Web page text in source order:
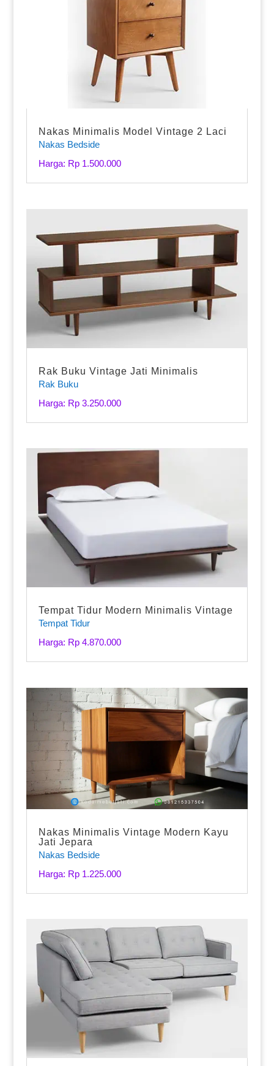
Nakas Minimalis Model Vintage 2 Laci
Nakas Bedside
Harga: Rp 1.500.000
Rak Buku Vintage Jati Minimalis
Rak Buku
Harga: Rp 3.250.000
Tempat Tidur Modern Minimalis Vintage
Tempat Tidur
Harga: Rp 4.870.000
Nakas Minimalis Vintage Modern Kayu
Jati Jepara
Nakas Bedside
Harga: Rp 1.225.000